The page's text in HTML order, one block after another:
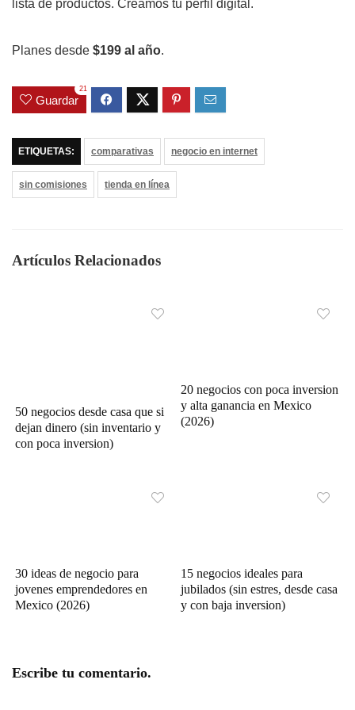
lista de productos. Creamos tu perfil digital.
Planes desde $199 al año.
Guardar
21
ETIQUETAS: comparativas negocio en internet
sin comisiones tienda en línea
Artículos Relacionados
50 negocios desde casa que si
dejan dinero (sin inventario y
con poca inversion)
20 negocios con poca inversion
y alta ganancia en Mexico
(2026)
30 ideas de negocio para
jovenes emprendedores en
Mexico (2026)
15 negocios ideales para
jubilados (sin estres, desde casa
y con baja inversion)
Escribe tu comentario.